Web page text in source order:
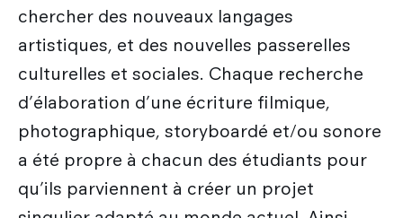
chercher des nouveaux langages
artistiques, et des nouvelles passerelles
culturelles et sociales. Chaque recherche
d’élaboration d’une écriture filmique,
photographique, storyboardé et/ou sonore
a été propre à chacun des étudiants pour
qu’ils parviennent à créer un projet